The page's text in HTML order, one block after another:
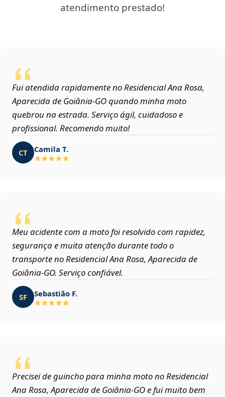
atendimento prestado!
Fui atendida rapidamente no Residencial Ana Rosa,
Aparecida de Goiânia‑GO quando minha moto
quebrou na estrada. Serviço ágil, cuidadoso e
profissional. Recomendo muito!
CT Camila T.
Meu acidente com a moto foi resolvido com rapidez,
segurança e muita atenção durante todo o
transporte no Residencial Ana Rosa, Aparecida de
Goiânia‑GO. Serviço confiável.
SF Sebastião F.
Precisei de guincho para minha moto no Residencial
Ana Rosa, Aparecida de Goiânia‑GO e fui muito bem